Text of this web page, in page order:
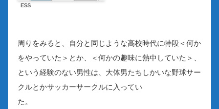
ESS
周りをみると、自分と同じような高校時代に特段＜何か
をやっていた＞とか、＜何かの趣味に熱中していた＞、
という経験のない男性は、大体男たちしかいな野球サー
クルとかサッカーサークルに入ってい
た。